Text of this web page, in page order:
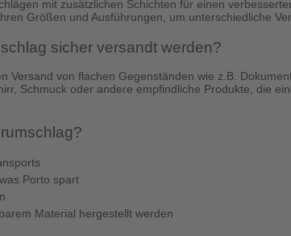
mit zusätzlichen Schichten für einen
Größen und Ausführungen, um unterschiedliche
sicher versandt werden?
Versand von flachen Gegenständen wie z.B.
Schmuck oder andere empfindliche Produkte, die
Porto spart
Material hergestellt werden